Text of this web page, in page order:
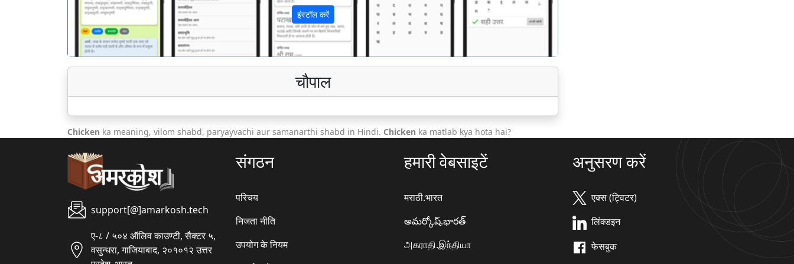
इंस्टॉल करें
चौपाल
Chicken ka meaning, vilom shabd, paryayvachi aur samanarthi shabd in Hindi. Chicken ka matlab kya hota hai?
support[@]amarkosh.tech
ए-८ / ५०४ ऑलिव काउण्टी, सैक्टर ५,
वसुन्धरा, गाजियाबाद, २०१०१२ उत्तर
संगठन
परिचय
निजता नीति
उपयोग के नियम
हमारी वेबसाइटें
मराठी.भारत
అమర్కోష్.భారత్
அகராதி.இந்தியா
अनुसरण करें
एक्स (ट्विटर)
लिंक्डइन
फेसबुक